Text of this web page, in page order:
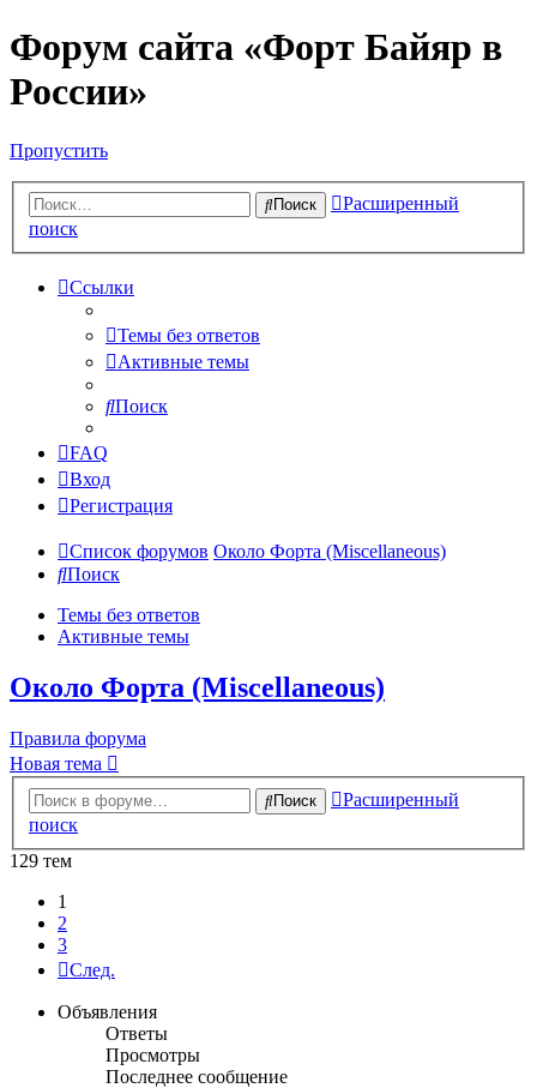
Форум сайта «Форт Байяр в
России»
Пропустить
Поиск
Расширенный
поиск
Ссылки
Темы без ответов
Активные темы
Поиск
FAQ
Вход
Регистрация
Список форумов Около Форта (Miscellaneous)
Поиск
Темы без ответов
Активные темы
Около Форта (Miscellaneous)
Правила форума
Новая тема
Поиск
Расширенный
поиск
129 тем
1
2
3
След.
Объявления
Ответы
Просмотры
Последнее сообщение